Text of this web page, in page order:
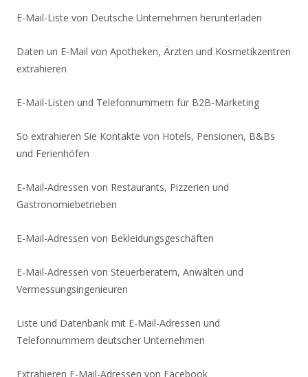
E-Mail-Liste von Deutsche Unternehmen herunterladen
Daten un E-Mail von Apotheken, Ärzten und Kosmetikzentren
extrahieren
E-Mail-Listen und Telefonnummern für B2B-Marketing
So extrahieren Sie Kontakte von Hotels, Pensionen, B&Bs
und Ferienhöfen
E-Mail-Adressen von Restaurants, Pizzerien und
Gastronomiebetrieben
E-Mail-Adressen von Bekleidungsgeschäften
E-Mail-Adressen von Steuerberatern, Anwälten und
Vermessungsingenieuren
Liste und Datenbank mit E-Mail-Adressen und
Telefonnummern deutscher Unternehmen
Extrahieren E-Mail-Adressen von Facebook